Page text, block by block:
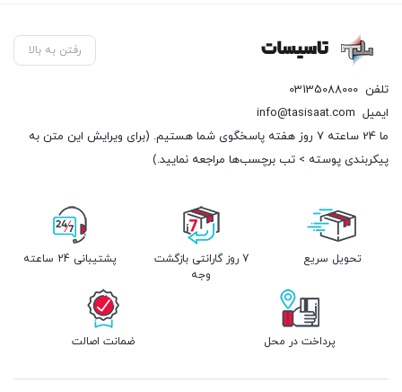
رفتن به بالا
تلفن 03135088000
ایمیل info@tasisaat.com
ما 24 ساعته 7 روز هفته پاسخگوی شما هستیم. (برای ویرایش این متن به
پیکربندی پوسته > تب برچسب‌ها مراجعه نمایید.)
تحویل سریع
7 روز گارانتی بازگشت
وجه
پشتیبانی 24 ساعته
پرداخت در محل ضمانت اصالت